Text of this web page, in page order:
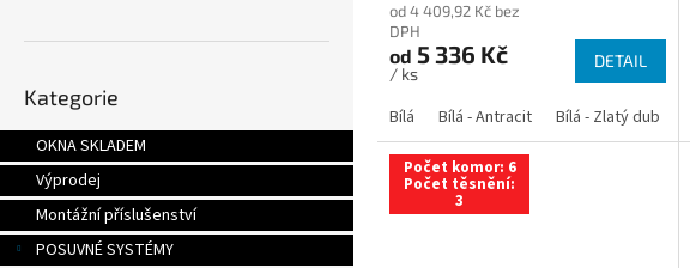
kategorie
Kategorie
OKNA SKLADEM
Výprodej
Montážní příslušenství
POSUVNÉ SYSTÉMY
od 4 409,92 Kč bez
DPH
od 5 336 Kč
/ ks
DETAIL
Bílá Bílá - Antracit Bílá - Zlatý dub
Počet komor: 6
Počet těsnění:
3